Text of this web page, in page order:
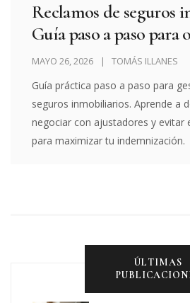
Reclamos de seguros
Guía paso a paso para
indemnización
MAYO 26, 2026 TOMÁS ILLANES
Guía práctica paso a paso para
seguros inmobiliarios. Aprende a
negociar con ajustadores y evitar
para maximizar tu indemnización.
ÚLTIMAS